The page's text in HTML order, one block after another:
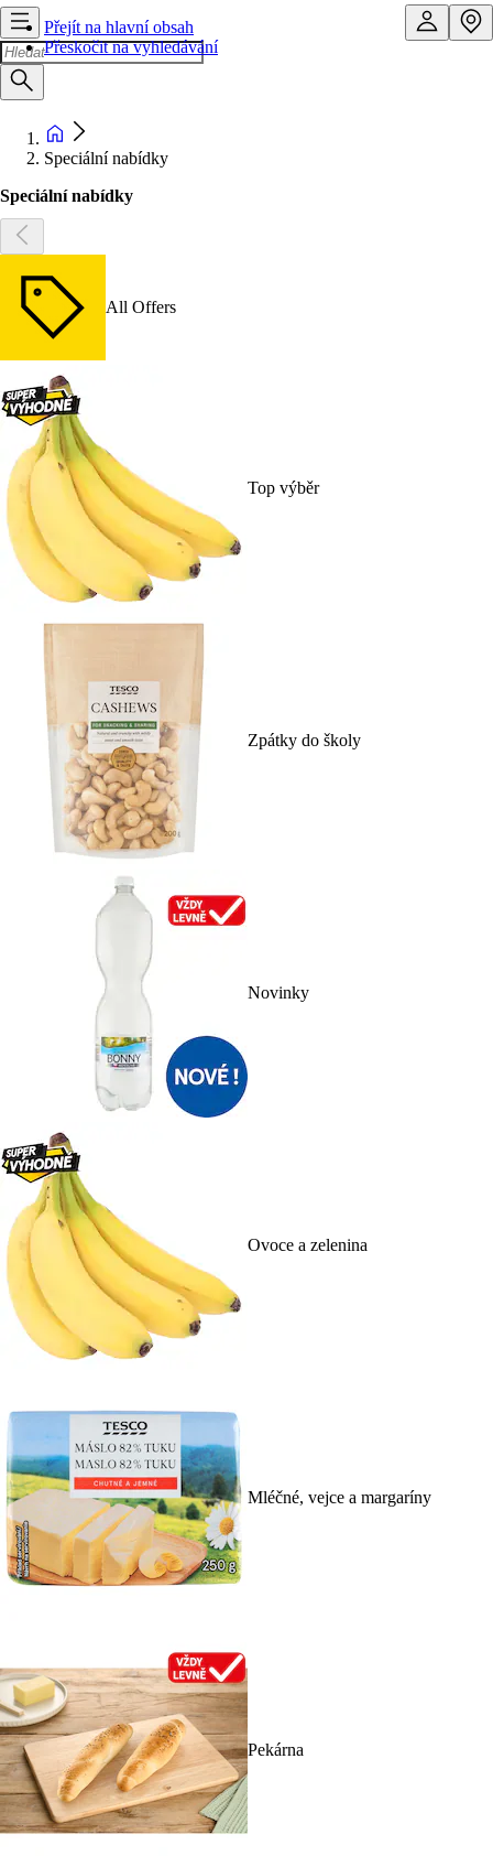
Přejít na hlavní obsah
Přeskočit na vyhledávání
Speciální nabídky
Speciální nabídky
All Offers
Top výběr
Zpátky do školy
Novinky
Ovoce a zelenina
Mléčné, vejce a margaríny
Pekárna